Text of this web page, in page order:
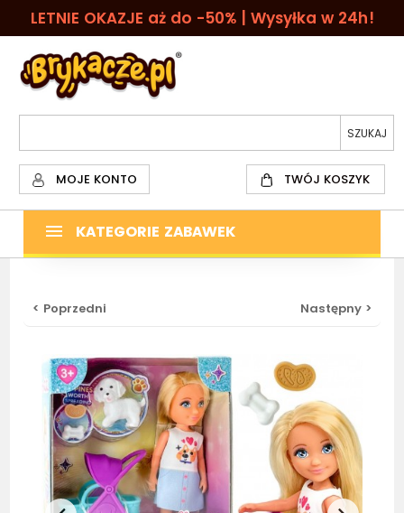
LETNIE OKAZJE aż do -50% | Wysyłka w 24h!
MOJE KONTO TWÓJ KOSZYK
KATEGORIE ZABAWEK
< Poprzedni Następny >